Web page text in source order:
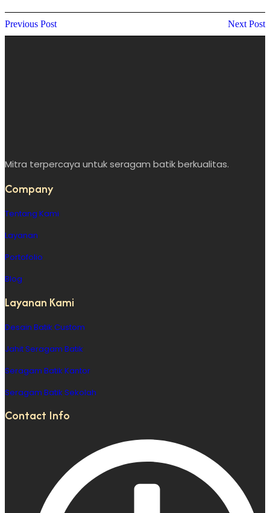
Previous Post Next Post
Mitra terpercaya untuk seragam batik berkualitas.
Company
Tentang Kami
Layanan
Portofolio
Blog
Layanan Kami
Desain Batik Custom
Jahit Seragam Batik
Seragam Batik Kantor
Seragam Batik Sekolah
Contact Info